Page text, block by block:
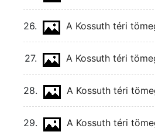
26. A Kossuth téri
27. A Kossuth téri
28. A Kossuth téri
29. A Kossuth téri